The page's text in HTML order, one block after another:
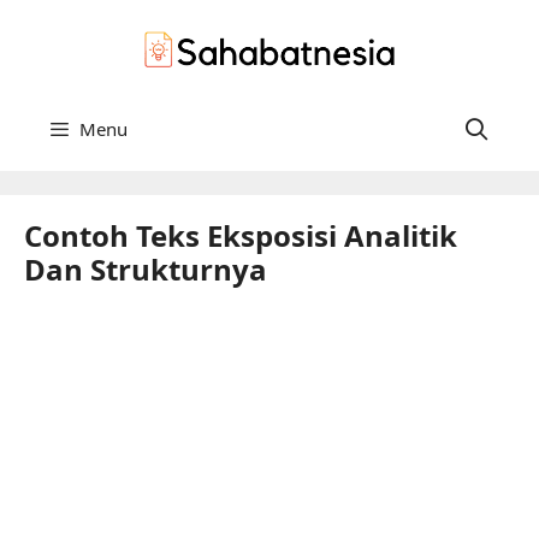
Menu
Contoh Teks Eksposisi Analitik
Dan Strukturnya